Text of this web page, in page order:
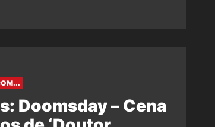
Doomsday – Cena